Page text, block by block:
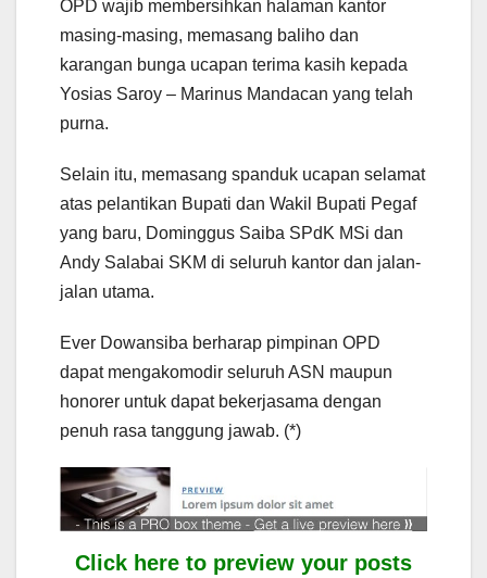
OPD wajib membersihkan halaman kantor
masing-masing, memasang baliho dan
karangan bunga ucapan terima kasih kepada
Yosias Saroy – Marinus Mandacan yang telah
purna.
Selain itu, memasang spanduk ucapan selamat
atas pelantikan Bupati dan Wakil Bupati Pegaf
yang baru, Dominggus Saiba SPdK MSi dan
Andy Salabai SKM di seluruh kantor dan jalan-
jalan utama.
Ever Dowansiba berharap pimpinan OPD
dapat mengakomodir seluruh ASN maupun
honorer untuk dapat bekerjasama dengan
penuh rasa tanggung jawab. (*)
Click here to preview your posts